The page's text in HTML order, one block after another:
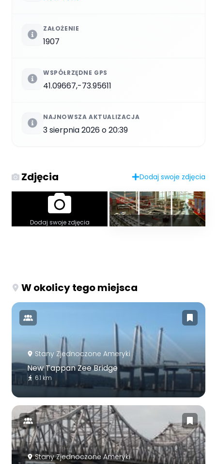
ZAŁOŻENIE
1907
WSPÓŁRZĘDNE GPS
41.09667,-73.95611
NAJNOWSZA AKTUALIZACJA
3 sierpnia 2026 o 20:39
Zdjęcia Dodaj swoje zdjęcia
Dodaj swoje zdjęcia
W okolicy tego miejsca
Stany Zjednoczone Ameryki
New Tappan Zee Bridge
6.1 km
Stany Zjednoczone Ameryki